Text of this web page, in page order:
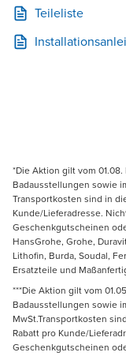
Teileliste
*Die Aktion gilt vom
Badausstellungen sowie
Transportkosten sind in
Kunde/Lieferadresse.
Geschenkgutscheinen
HansGrohe, Grohe,
Lithofin, Burda, Soudal,
Ersatzteile und
***Die Aktion gilt vom
Badausstellungen sowie
MwSt.Transportkosten
Rabatt pro Kunde/
Geschenkgutscheinen